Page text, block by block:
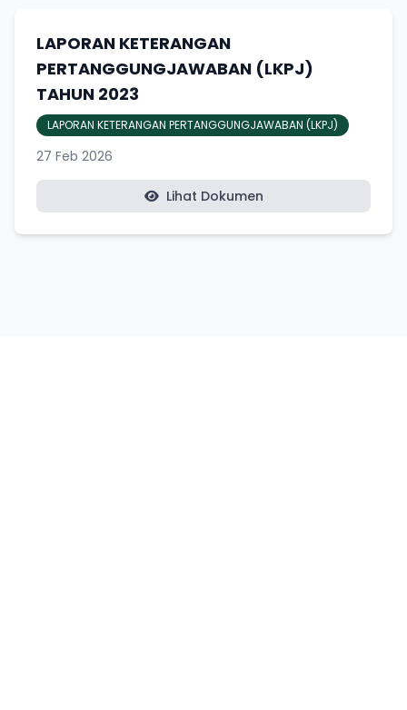
LAPORAN KETERANGAN
PERTANGGUNGJAWABAN (LKPJ)
TAHUN 2023
LAPORAN KETERANGAN PERTANGGUNGJAWABAN (LKPJ)
27 Feb 2026
Lihat Dokumen